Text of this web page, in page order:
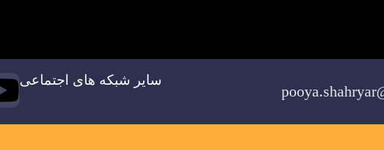
سایر شبکه های اجتماعی